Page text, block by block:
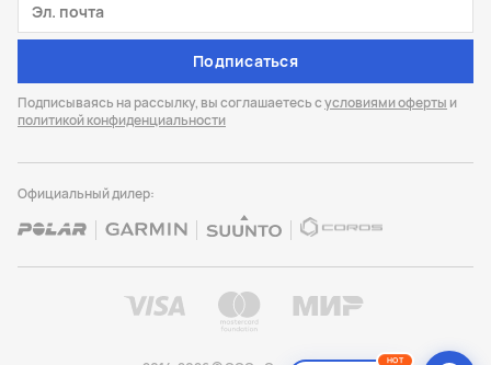
Подписаться
Подписываясь на рассылку, вы соглашаетесь сусловиями оферты и
политикой конфиденциальности
Официальный дилер:
HOT